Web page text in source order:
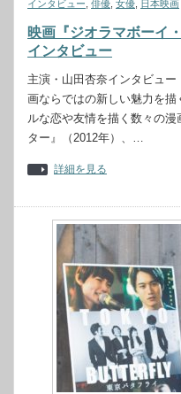
インタビュー 俳優 女優 日本映画
映画『ジオラマボーイ
インタビュー
主演・山田杏奈インタビュ
画ならではの新しい魅力を
ルな恋や友情を描く数々の
ター』（2012年）、…
詳細を見る